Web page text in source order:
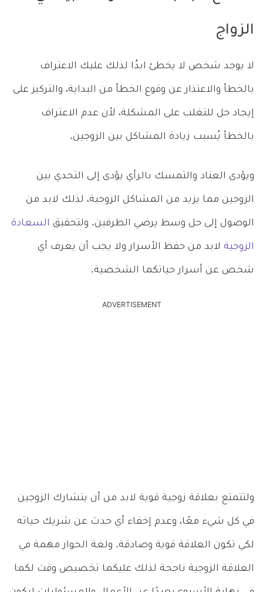
الزواج
لا يوجد شخص لا يخطئ ابدُا لذلك عليك الاعتراف
بالخطأ والاعتذار عن وقوع الخطأ من البداية، والتركيز على
إيجاد حل للتغلب على المشكلة، لأن عدم الاعتراف
بالخطأ يُسبب زيادة المشاكل بين الزوجين.
ويؤدى العناد والتمسك بالرأي يؤدى إلى التحدي بين
الزوجين مما يزيد من المشاكل الزوجية، لذلك لابد من
الوصول إلى حل وسط يرضي الطرفين. ولتحقيق السعادة
الزوجية لابد من حفظ الأسرار ولا يجب أن يعرف أي
شخص عن أسرار حياتكما الشخصية.
ADVERTISEMENT
ولتتمتع بعلاقة زوجية قوية لابد من أن يتشارك الزوجين
في كل شيء معًا، وعدم إخفاء أي حدث عن شريك حياته
لكي تكون العلاقة قوية وصادقة. ولغة الحوار مهمة في
العلاقة الزوجية ناجحة لذلك عليكما تخصيص وقت لكما